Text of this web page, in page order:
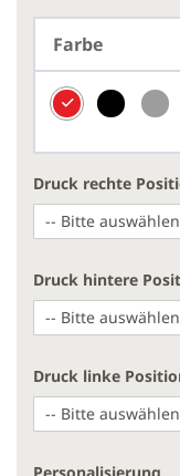
Farbe
Druck rechte
Druck hintere
Druck linke